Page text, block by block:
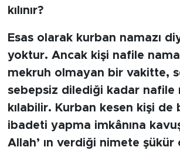
kılınır?
Esas olarak kurban namazı
yoktur. Ancak kişi nafile namaz
mekruh olmayan bir vakitte,
sebepsiz dilediği kadar nafile
kılabilir. Kurban kesen kişi de
ibadeti yapma imkânına
Allah’ ın verdiği nimete şükür